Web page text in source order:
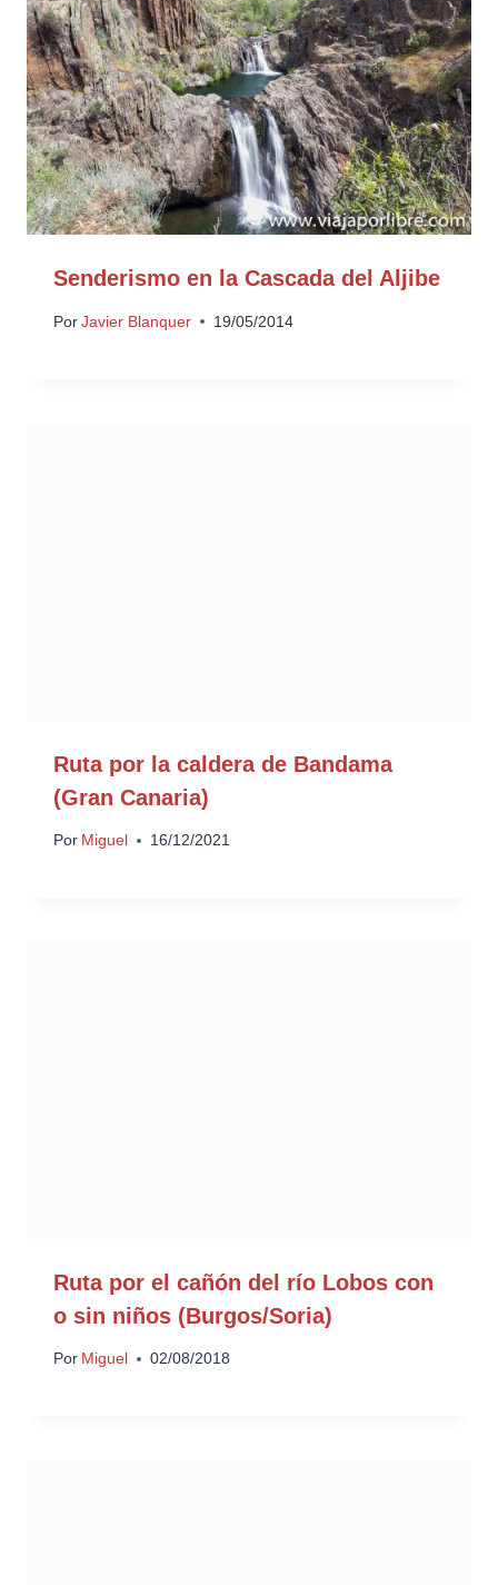
Senderismo en la Cascada del Aljibe
Por Javier Blanquer 19/05/2014
Ruta por la caldera de Bandama
(Gran Canaria)
Por Miguel 16/12/2021
Ruta por el cañón del río Lobos con
o sin niños (Burgos/Soria)
Por Miguel 02/08/2018